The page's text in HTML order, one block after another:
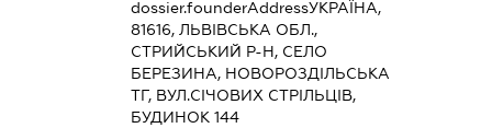
dossier.founderAddressУКРАЇНА,
81616, ЛЬВІВСЬКА ОБЛ.,
СТРИЙСЬКИЙ Р-Н, СЕЛО
БЕРЕЗИНА, НОВОРОЗДІЛЬСЬКА
ТГ, ВУЛ.СІЧОВИХ СТРІЛЬЦІВ,
БУДИНОК 144